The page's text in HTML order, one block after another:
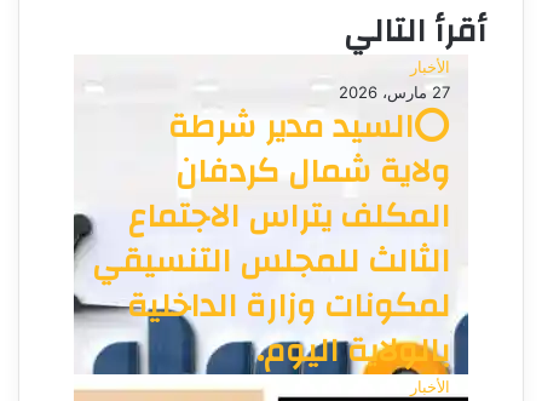
اأقرأ التالي
الأخبار
27 مارس، 2026
⭕السيد مدير شرطة
ولاية شمال كردفان
المكلف يتراس الاجتماع
الثالث للمجلس التنسيقي
لمكونات وزارة الداخلية
بالولاية اليوم.
الأخبار